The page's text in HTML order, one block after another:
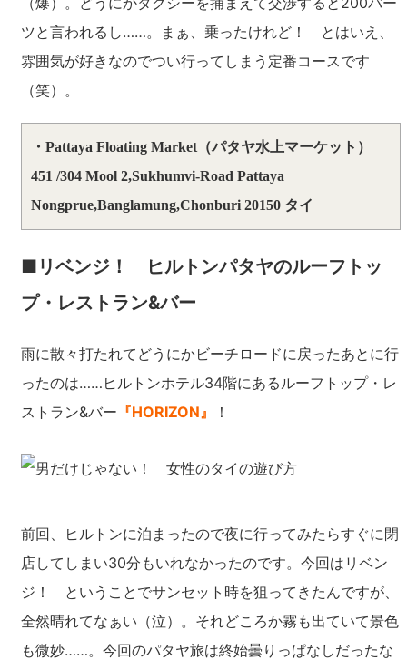
ツと言われるし……。まぁ、乗ったけれど！ とはいえ、
雰囲気が好きなのでつい行ってしまう定番コースです
（笑）。
・Pattaya Floating Market（パタヤ水上マーケット）
451 /304 Mool 2,Sukhumvi-Road Pattaya
Nongprue,Banglamung,Chonburi 20150 タイ
■リベンジ！ ヒルトンパタヤのルーフトッ
プ・レストラン&バー
雨に散々打たれてどうにかビーチロードに戻ったあとに行
ったのは……ヒルトンホテル34階にあるルーフトップ・レ
ストラン&バー 『HORIZON』 ！
前回、ヒルトンに泊まったので夜に行ってみたらすぐに閉
店してしまい30分もいれなかったのです。今回はリベン
ジ！ ということでサンセット時を狙ってきたんですが、
全然晴れてなぁい（泣）。それどころか霧も出ていて景色
も微妙……。今回のパタヤ旅は終始曇りっぱなしだったな